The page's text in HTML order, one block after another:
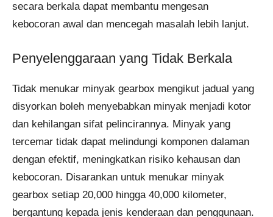
secara berkala dapat membantu mengesan
kebocoran awal dan mencegah masalah lebih lanjut.
Penyelenggaraan yang Tidak Berkala
Tidak menukar minyak gearbox mengikut jadual yang
disyorkan boleh menyebabkan minyak menjadi kotor
dan kehilangan sifat pelincirannya. Minyak yang
tercemar tidak dapat melindungi komponen dalaman
dengan efektif, meningkatkan risiko kehausan dan
kebocoran. Disarankan untuk menukar minyak
gearbox setiap 20,000 hingga 40,000 kilometer,
bergantung kepada jenis kenderaan dan penggunaan.